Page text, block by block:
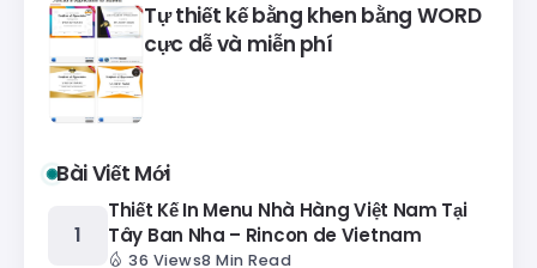
Tự thiết kế bằng khen bằng WORD
cực dễ và miễn phí
Bài Viết Mới
Thiết Kế In Menu Nhà Hàng Việt Nam Tại
Tây Ban Nha – Rincon de Vietnam
36 Views8 Min Read